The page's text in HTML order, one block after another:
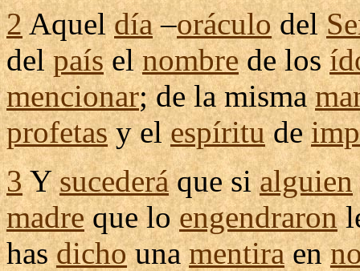
2Aqueldía–oráculodel
delpaíselnombrede los
mencionar; de la misma
profetasy elespíritude
3Ysucederáque sialguien
madreque loengendraron
hasdichounamentiraen